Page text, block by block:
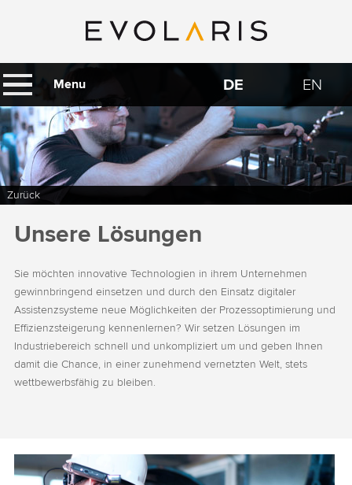
DE EN
Menu
Zurück
Unsere Lösungen
Sie möchten innovative Technologien in ihrem Unternehmen
gewinnbringend einsetzen und durch den Einsatz digitaler
Assistenzsysteme neue Möglichkeiten der Prozessoptimierung und
Effizienzsteigerung kennenlernen? Wir setzen Lösungen im
Industriebereich schnell und unkompliziert um und geben Ihnen
damit die Chance, in einer zunehmend vernetzten Welt, stets
wettbewerbsfähig zu bleiben.